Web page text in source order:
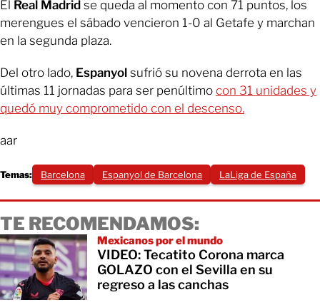
El Real Madrid se queda al momento con 71 puntos, los
merengues el sábado vencieron 1-0 al Getafe y marchan
en la segunda plaza.
Del otro lado, Espanyol sufrió su novena derrota en las
últimas 11 jornadas para ser penúltimo con 31 unidades y
quedó muy comprometido con el descenso.
aar
Temas: Barcelona Espanyol de Barcelona LaLiga de España
TE RECOMENDAMOS:
Mexicanos por el mundo
VIDEO: Tecatito Corona marca
GOLAZO con el Sevilla en su
regreso a las canchas